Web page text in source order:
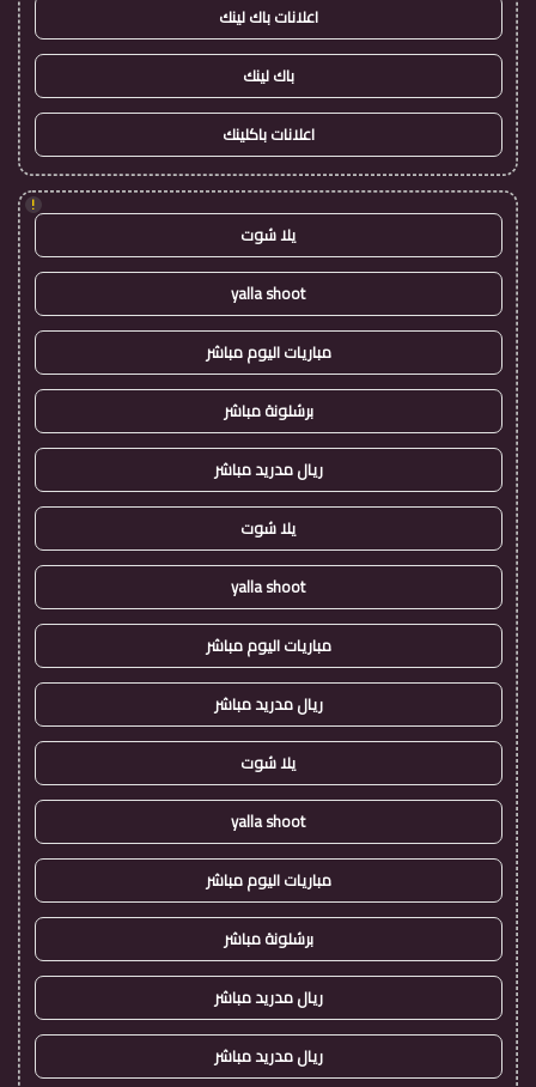
اعلانات باك لينك
باك لينك
اعلانات باكلينك
!
يلا شوت
yalla shoot
مباريات اليوم مباشر
برشلونة مباشر
ريال مدريد مباشر
يلا شوت
yalla shoot
مباريات اليوم مباشر
ريال مدريد مباشر
يلا شوت
yalla shoot
مباريات اليوم مباشر
برشلونة مباشر
ريال مدريد مباشر
ريال مدريد مباشر